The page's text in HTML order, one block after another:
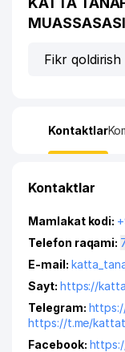
MUASSASASI
Fikr qoldirish
Kontaktlar
Kontaktlar
Mamlakat kodi:
Telefon raqami:
E-mail:
Sayt: https://
Telegram:
https://t.me/
Facebook: